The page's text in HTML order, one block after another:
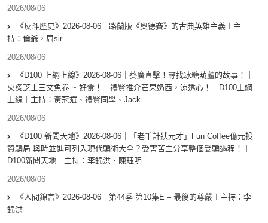
2026/08/06
《反斗歷史》2026-08-06︱路蘭版《奧德賽》的古典英雄主義︱主
持：倫爺，周sir
2026/08/06
《D100 上綱上線》2026-08-06｜葵廣直擊！尋找冰糖葫蘆的故事！｜
火炙芝士三文魚卷 ~ 好食！｜禮賢推介芒果奶西，涼透心！｜D100上綱
上線︱主持：黃冠斌、禮賢同學、Jack
2026/08/06
《D100 新聞天地》2026-08-06｜「老千計狀元才」Fun Coffee億元投
資騙局 與時並進可列入現代騙術大全？受害苦主分享整個受騙過程！｜
D100新聞天地｜主持：李錦洪、陳珏明
2026/08/06
《人間錦言》2026-08-06︱第44季 第10集E – 最後的尊嚴︱主持：李
錦洪